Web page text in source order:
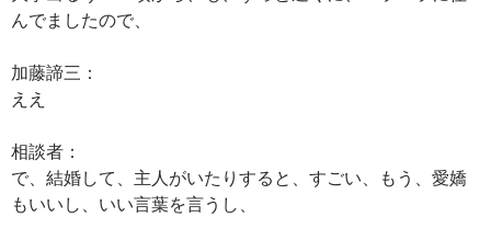
んでましたので、
加藤諦三：
ええ
相談者：
で、結婚して、主人がいたりすると、すごい、もう、愛嬌
もいいし、いい言葉を言うし、